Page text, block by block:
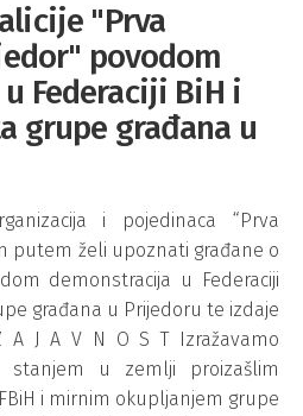
"Prva
povodom
Federaciji BiH i
grupe građana u
i pojedinaca “Prva
putem želi upoznati građane o
demonstracija u Federaciji
građana u Prijedoru te izdaje
J A V N O S T Izražavamo
stanjem u zemlji proizašlim
i mirnim okupljanjem grupe